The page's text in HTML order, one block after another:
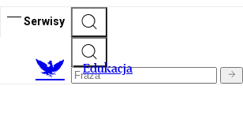
Serwisy
Edukacja